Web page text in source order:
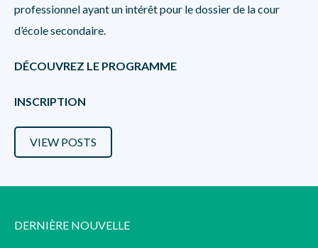
professionnel ayant un intérêt pour le dossier de la cour
d’école secondaire.
DÉCOUVREZ LE PROGRAMME
INSCRIPTION
VIEW POSTS
DERNIÈRE NOUVELLE